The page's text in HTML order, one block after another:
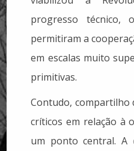
progresso técnico,
permitiram a
em escalas muito
primitivas.
Contudo, compartilho
críticos em relação à
um ponto central. A